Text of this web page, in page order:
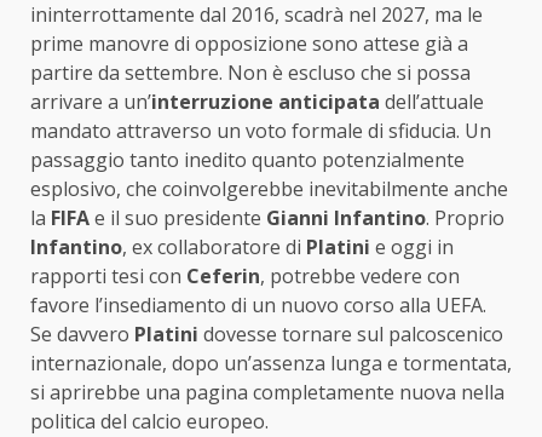
ininterrottamente dal 2016, scadrà nel 2027, ma le
prime manovre di opposizione sono attese già a
partire da settembre. Non è escluso che si possa
arrivare a un’interruzione anticipata dell’attuale
mandato attraverso un voto formale di sfiducia. Un
passaggio tanto inedito quanto potenzialmente
esplosivo, che coinvolgerebbe inevitabilmente anche
la FIFAe il suo presidente Gianni Infantino. Proprio
Infantino, ex collaboratore di Platini e oggi in
rapporti tesi con Ceferin, potrebbe vedere con
favore l’insediamento di un nuovo corso alla UEFA.
Se davvero Platini dovesse tornare sul palcoscenico
internazionale, dopo un’assenza lunga e tormentata,
si aprirebbe una pagina completamente nuova nella
politica del calcio europeo.